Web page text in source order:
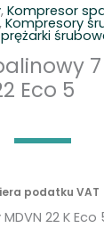
, Kompresor
, Kompresory
Eco 5
podatku VAT
22 K Eco